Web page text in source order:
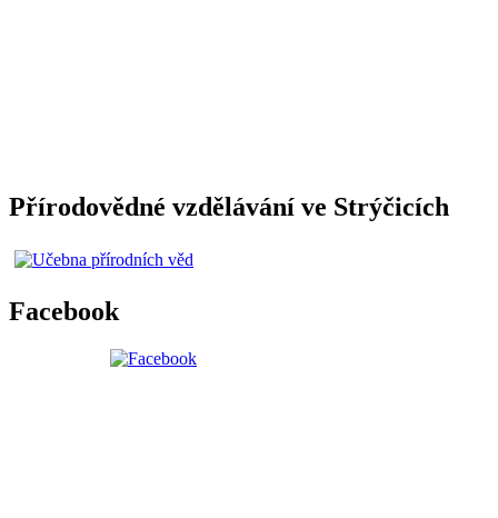
Přírodovědné vzdělávání ve Strýčicích
Facebook